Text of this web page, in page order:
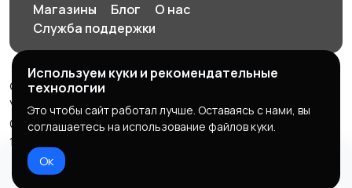
Магазины Блог
О нас
Служба поддержки
© 2026 Орен-АЙ - Авто | Недвижимость | Работа |
Услуги
Создал Карусов Е.С ООО "ЦПК" ИНН 5609203278 ОГРН
1235600008841
Правила сервиса
Используем куки и рекомендательные
технологии
Это чтобы сайт работал лучше. Оставаясь с нами, вы
соглашаетесь на использование файлов куки.
Ок